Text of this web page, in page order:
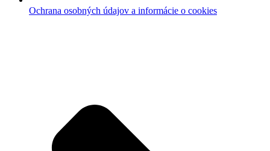
Ochrana osobných údajov a informácie o cookies